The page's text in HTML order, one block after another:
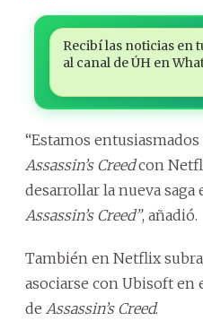
Recibí las noticias en
al canal de ÚH en
“Estamos
Assassin’s Creedcon
desarrollar la nueva saga
Assassin’s Creed”, añadió.
También en Netflix
asociarse con Ubisoft en
de Assassin’s Creed.